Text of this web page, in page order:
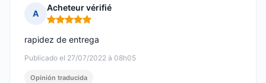
A
Acheteur vérifié
Nota: 5 de 5
Publicado el 27/07/2022 à 08h05
rapidez de entrega
Opinión traducida